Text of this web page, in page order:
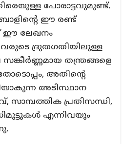
പോരാട്ടവുമുണ്ട്.
ഈ രണ്ട്
ഈ ലേഖനം
ദ്രുതഗതിയിലുള്ള
സങ്കീർണ്ണമായ തന്ത്രങ്ങളെ
അതിന്റെ
അടിസ്ഥാന
പ്രതിസന്ധി,
എന്നിവയും